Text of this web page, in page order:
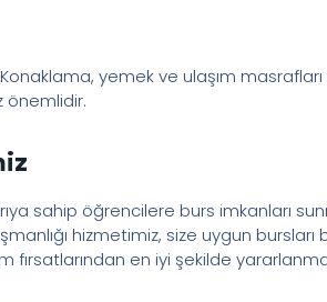
yemek ve ulaşım
önemlidir.
sahip öğrencilere burs imkanları
hizmetimiz, size uygun
en iyi şekilde